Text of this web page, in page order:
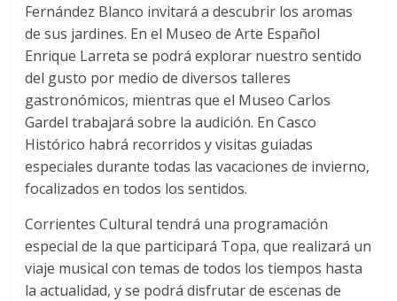
Fernández Blanco invitará a descubrir los aromas
de sus jardines. En el Museo de Arte Español
Enrique Larreta se podrá explorar nuestro sentido
del gusto por medio de diversos talleres
gastronómicos, mientras que el Museo Carlos
Gardel trabajará sobre la audición. En Casco
Histórico habrá recorridos y visitas guiadas
especiales durante todas las vacaciones de invierno,
focalizados en todos los sentidos.
Corrientes Cultural tendrá una programación
especial de la que participará Topa, que realizará un
viaje musical con temas de todos los tiempos hasta
la actualidad, y se podrá disfrutar de escenas de